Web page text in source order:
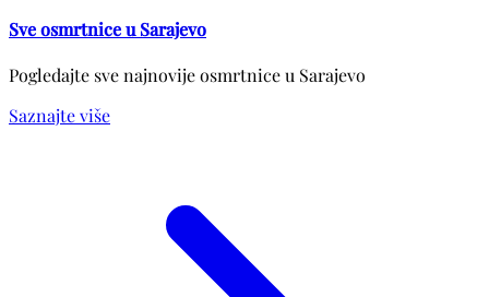
Sve osmrtnice u Sarajevo
Pogledajte sve najnovije osmrtnice u Sarajevo
Saznajte više